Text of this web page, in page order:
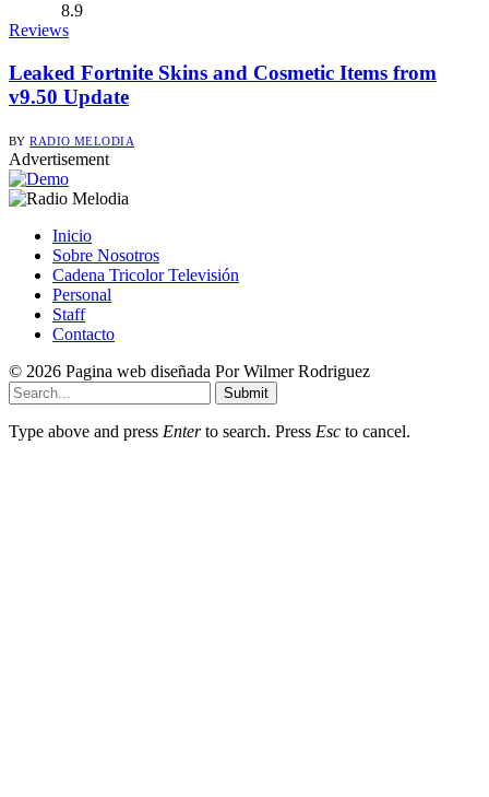
8.9
Reviews
Leaked Fortnite Skins and Cosmetic Items from
v9.50 Update
BY RADIO MELODIA
Advertisement
Inicio
Sobre Nosotros
Cadena Tricolor Televisión
Personal
Staff
Contacto
© 2026 Pagina web diseñada Por Wilmer Rodriguez
Submit
Type above and press Enterto search. Press Esc to cancel.